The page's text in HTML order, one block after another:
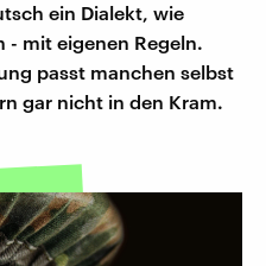
ein Dialekt, wie
- mit eigenen Regeln.
passt manchen selbst
gar nicht in den Kram.